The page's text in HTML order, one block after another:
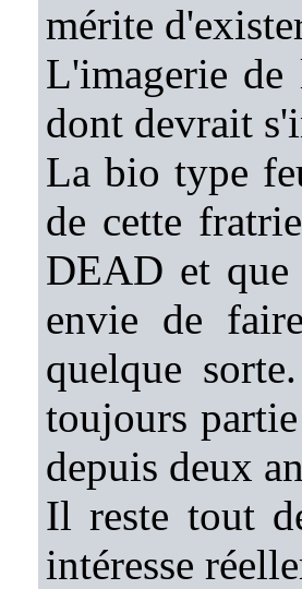
mérite
L'imagerie de
dont devrait
La bio type
de cette
DEAD et que
envie de
quelque
toujours
depuis deux
Il reste tout
intéresse